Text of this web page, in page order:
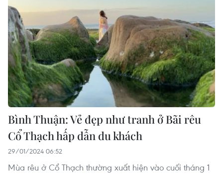
Bình Thuận: Vẻ đẹp như tranh ở Bãi rêu
Cổ Thạch hấp dẫn du khách
29/01/2024 06:52
Mùa rêu ở Cổ Thạch thường xuất hiện vào cuối tháng 1